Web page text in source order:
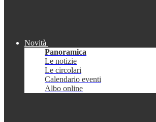
Novità
Panoramica
Le notizie
Le circolari
Calendario eventi
Albo online